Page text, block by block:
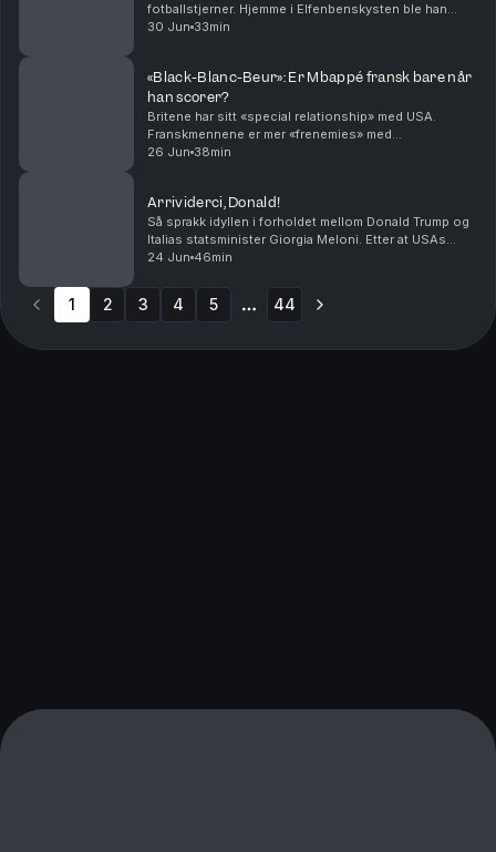
fotballstjerner. Hjemme i Elfenbenskysten ble han
forgudet. Derfor gjorde det inntrykk da han samlet
30 Jun 33min
«Black-Blanc-Beur»: Er Mbappé fransk bare når
han scorer?
Britene har sitt «special relationship» med USA.
Franskmennene er mer «frenemies» med
amerikanerne. Helt siden de hjalp landet med
26 Jun 38min
Arrividerci, Donald!
Så sprakk idyllen i forholdet mellom Donald Trump og
Italias statsminister Giorgia Meloni. Etter at USAs
president hevdet at hun tigget ham om en selfie, slår
24 Jun 46min
1 2 3 4 5 44